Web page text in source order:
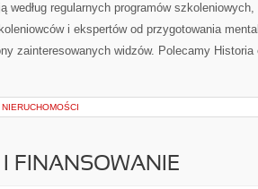
według regularnych programów
i ekspertów od przygotowania
zainteresowanych widzów. Polecamy
NIERUCHOMOŚCI
I FINANSOWANIE